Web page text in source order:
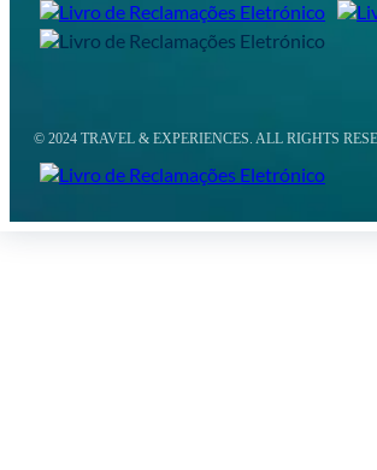
© 2024 TRAVEL & EXPERIENCES. ALL RIGHTS